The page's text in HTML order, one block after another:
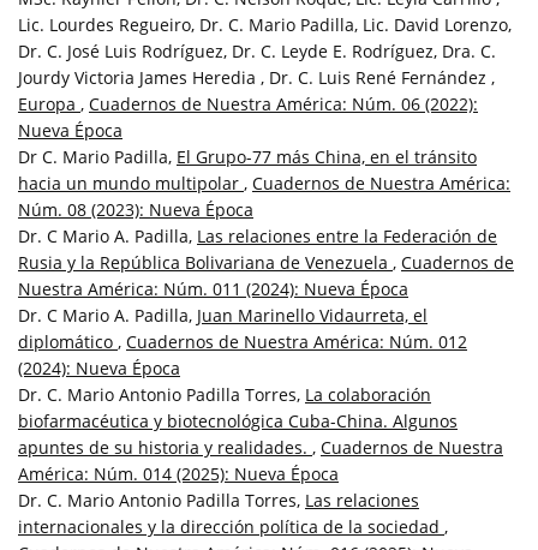
Lic. Lourdes Regueiro, Dr. C. Mario Padilla, Lic. David Lorenzo,
Dr. C. José Luis Rodríguez, Dr. C. Leyde E. Rodríguez, Dra. C.
Jourdy Victoria James Heredia , Dr. C. Luis René Fernández ,
Europa , Cuadernos de Nuestra América: Núm. 06 (2022):
Nueva Época
Dr C. Mario Padilla, El Grupo-77 más China, en el tránsito
hacia un mundo multipolar , Cuadernos de Nuestra América:
Núm. 08 (2023): Nueva Época
Dr. C Mario A. Padilla, Las relaciones entre la Federación de
Rusia y la República Bolivariana de Venezuela , Cuadernos de
Nuestra América: Núm. 011 (2024): Nueva Época
Dr. C Mario A. Padilla, Juan Marinello Vidaurreta, el
diplomático , Cuadernos de Nuestra América: Núm. 012
(2024): Nueva Época
Dr. C. Mario Antonio Padilla Torres, La colaboración
biofarmacéutica y biotecnológica Cuba-China. Algunos
apuntes de su historia y realidades. , Cuadernos de Nuestra
América: Núm. 014 (2025): Nueva Época
Dr. C. Mario Antonio Padilla Torres, Las relaciones
internacionales y la dirección política de la sociedad ,